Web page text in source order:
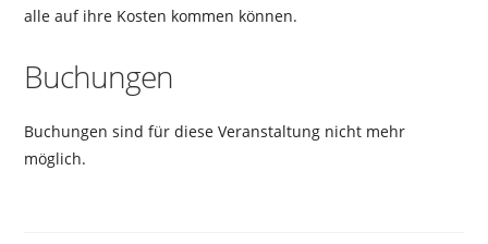
alle auf ihre Kosten kommen können.
Buchungen
Buchungen sind für diese Veranstaltung nicht mehr
möglich.